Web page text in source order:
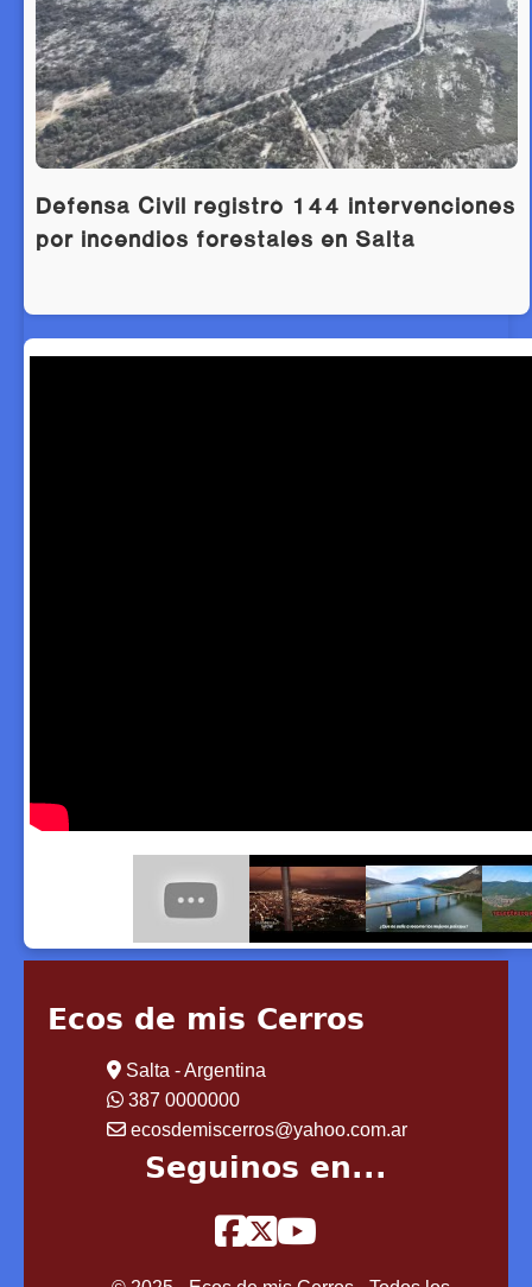
Defensa Civil registró 144 intervenciones
por incendios forestales en Salta
Ecos de mis Cerros
Salta - Argentina
387 0000000
ecosdemiscerros@yahoo.com.ar
Seguinos en...